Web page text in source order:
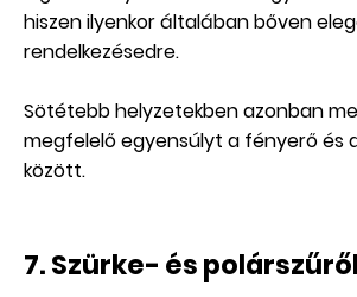
hiszen ilyenkor általában bőven
rendelkezésedre.
Sötétebb helyzetekben azonban
megfelelő egyensúlyt a fényerő és
között.
7. Szürke- és